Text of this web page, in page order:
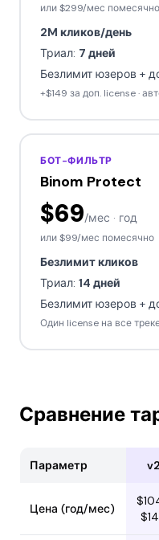
или$299/мес помесячно
2M кликов/день
Триал: 7 дней
Безлимит юзеров +
+$149 за доп. license ·
БОТ-ФИЛЬТР
Binom Protect
$69/мес · год
или$99/мес помесячно
Безлимит кликов
Триал: 14 дней
Безлимит юзеров +
Один license на все
Сравнение
Параметр v2
Цена (год/мес)